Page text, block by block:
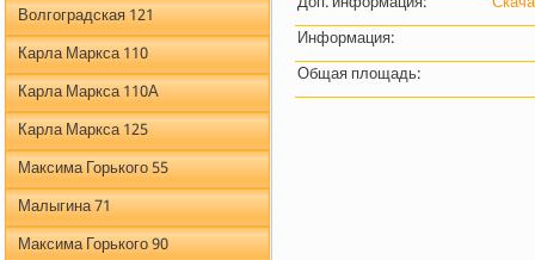
Волгоградская 121
Карла Маркса 110
Карла Маркса 110А
Карла Маркса 125
Максима Горького 55
Малыгина 71
Максима Горького 90
Информация:
Общая площадь: